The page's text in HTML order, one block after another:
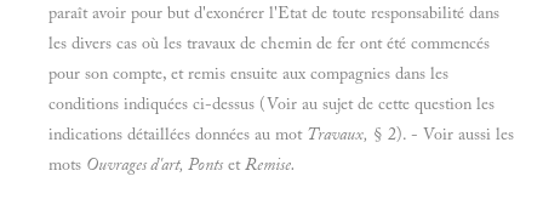
paraît avoir pour but d'exonérer l'Etat de toute responsabilité dans
les divers cas où les travaux de chemin de fer ont été commencés
pour son compte, et remis ensuite aux compagnies dans les
conditions indiquées ci-dessus (Voir au sujet de cette question les
indications détaillées données au mot Travaux, § 2). - Voir aussi les
mots Ouvrages d'art, Ponts etRemise.